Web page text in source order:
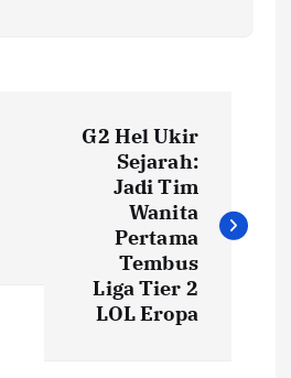
G2 Hel Ukir
Sejarah:
Jadi Tim
Wanita
Pertama
Tembus
Liga Tier 2
LOL Eropa